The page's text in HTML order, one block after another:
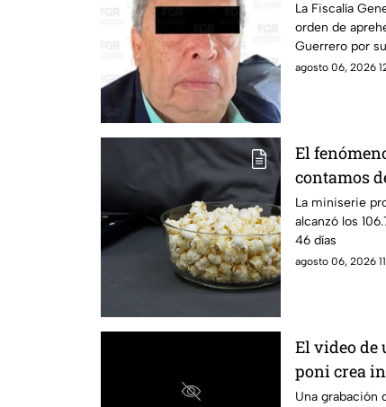
La Fiscalía
orden de
Guerrero por
de Ayotzinapa
agosto 06, 2026
El
contamos
por qué
La miniserie
alcanzó los
46 días
agosto 06, 2026
El video de
poni crea
Una grabación